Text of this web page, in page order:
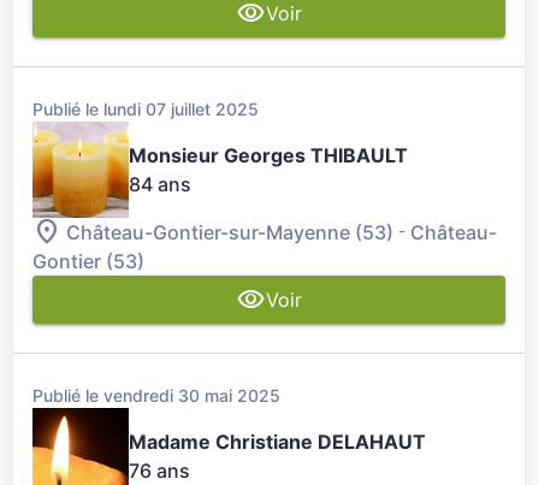
Voir
Publié le lundi 07 juillet 2025
Monsieur Georges THIBAULT
84 ans
Château-Gontier-sur-Mayenne (53) - Château-
Gontier (53)
Voir
Publié le vendredi 30 mai 2025
Madame Christiane DELAHAUT
76 ans